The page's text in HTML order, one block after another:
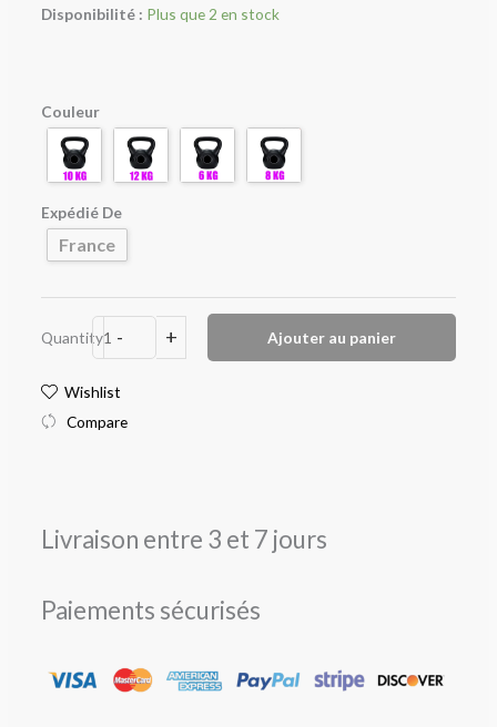
111,90 €
Disponibilité : Plus que 2 en stock
Couleur
Expédié De
France
Quantity -
Haltères
de
6
Kg
+ Ajouter au panier
Wishlist
Compare
Livraison entre 3 et 7 jours
Paiements sécurisés